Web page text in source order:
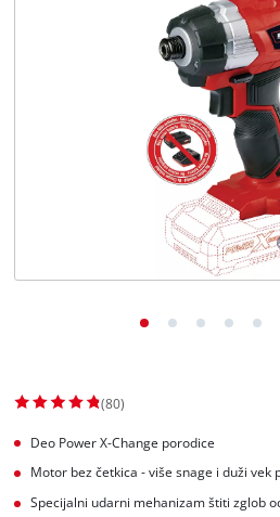
(80)
Deo Power X-Change porodice
Motor bez četkica - više snage i duži vek
Specijalni udarni mehanizam štiti zglob